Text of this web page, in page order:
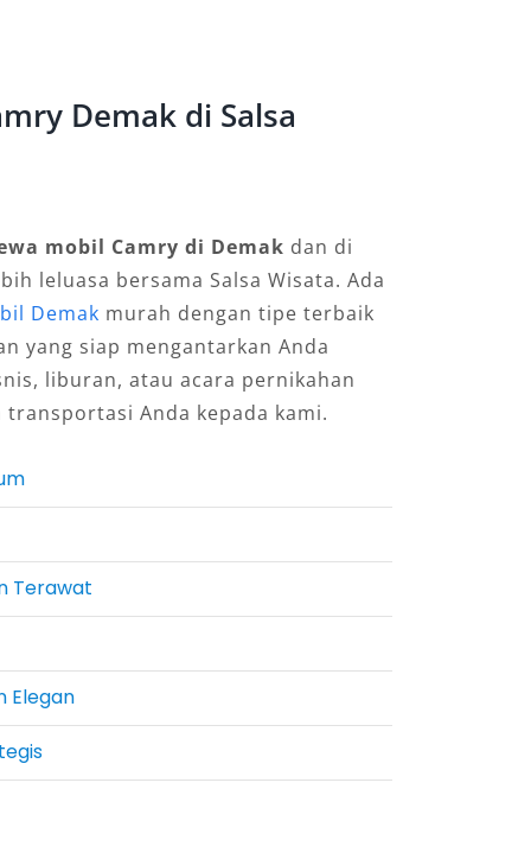
Demak di Salsa
mobil Camry di Demak dan di
leluasa bersama Salsa Wisata. Ada
Demak murah dengan tipe terbaik
yang siap mengantarkan Anda
liburan, atau acara pernikahan
Anda kepada kami.
Terawat
Elegan